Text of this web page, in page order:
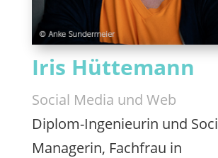
Iris Hüttemann
Social Media und Web
Diplom-Ingenieurin und
Managerin, Fachfrau in